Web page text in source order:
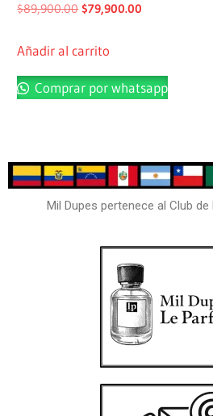
$89,900.00 $79,900.00
Añadir al carrito
Comprar por whatsapp
Mil Dupes pertenece al Club